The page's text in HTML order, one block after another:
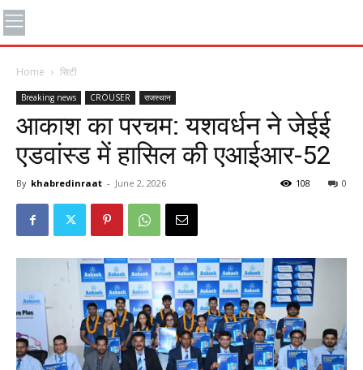
Home सिटी
Breaking news CROUSER राजस्थान
आकाश का परचम: यशवर्धन ने जेईई
एडवांस्ड में हासिल की एआईआर-52
By khabredinraat - June 2, 2026 0
108